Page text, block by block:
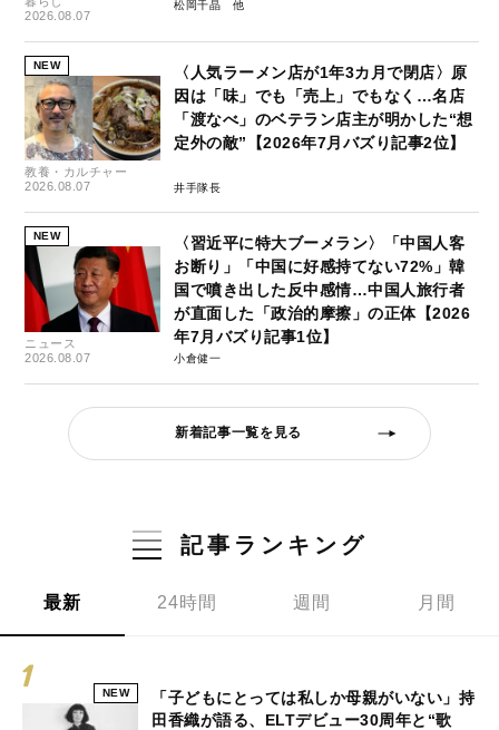
2026.08.07
松岡千晶
NEW
教養・カルチャー
2026.08.07
〈人気ラーメン店が1年3カ月で閉店〉原
因は「味」でも「売上」でもなく…名店
「渡なべ」のベテラン店主が明かした“想
定外の敵”【2026年7月バズり記事2位】
井手隊長
NEW
ニュース
2026.08.07
〈習近平に特大ブーメラン〉「中国人客
お断り」「中国に好感持てない72%」韓
国で噴き出した反中感情…中国人旅行者
が直面した「政治的摩擦」の正体【2026
年7月バズり記事1位】
小倉健一
新着記事一覧を見る
記事ランキング
最新 24時間 週間 月間
NEW
「子どもにとっては私しか母親がいない」持
田香織が語る、ELTデビュー30周年と“歌